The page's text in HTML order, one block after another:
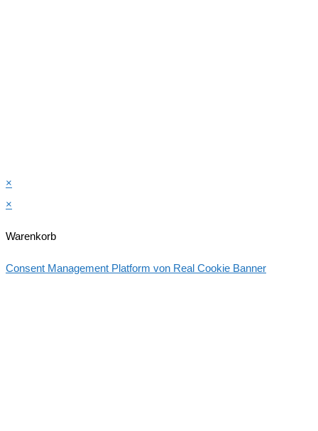
×
×
Warenkorb
Consent Management Platform von Real Cookie Banner